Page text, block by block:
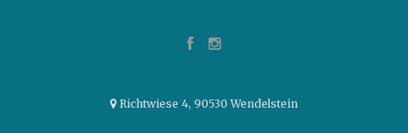
Richtwiese 4, 90530 Wendelstein